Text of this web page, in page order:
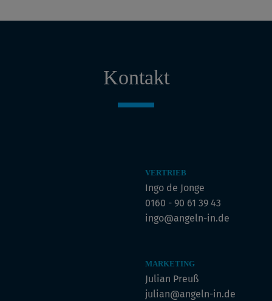
Kontakt
VERTRIEB
Ingo de Jonge
0160 - 90 61 39 43
ingo@angeln-in.de
MARKETING
Julian Preuß
julian@angeln-in.de